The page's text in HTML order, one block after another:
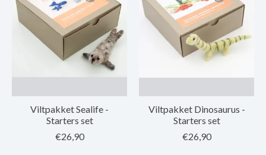
Viltpakket Sealife -
Starters set
€26,90
Viltpakket Dinosaurus -
Starters set
€26,90